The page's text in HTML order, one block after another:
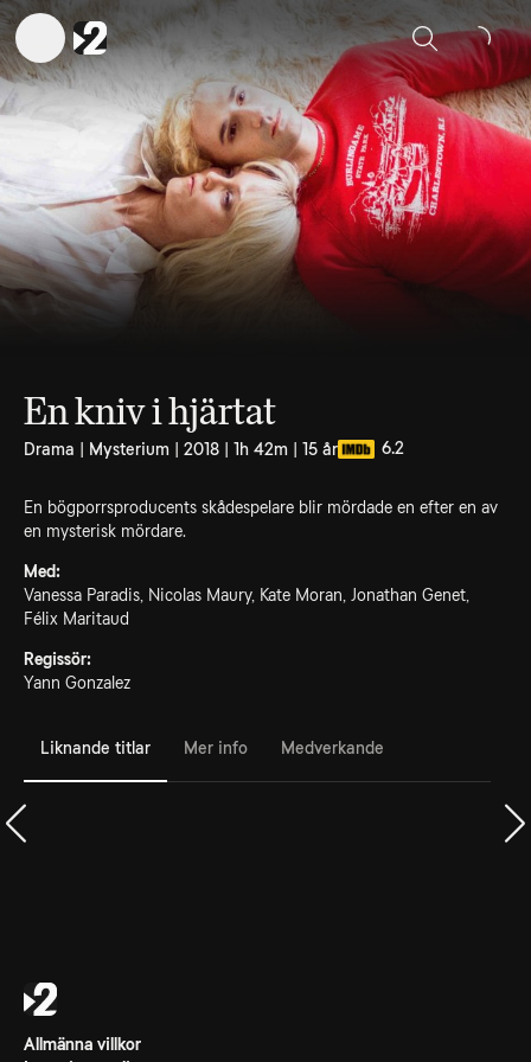
Sök
En kniv i hjärtat
Drama | Mysterium | 2018 | 1h 42m | 15 år 6.2
En bögporrsproducents skådespelare blir mördade en efter en av
en mysterisk mördare.
Med:
Vanessa Paradis, Nicolas Maury, Kate Moran, Jonathan Genet,
Félix Maritaud
Regissör:
Yann Gonzalez
Liknande titlar Mer info Medverkande
Allmänna villkor